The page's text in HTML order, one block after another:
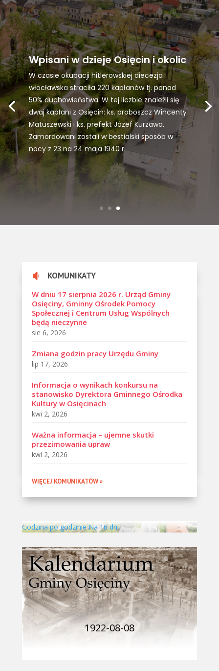
Wpisani w dzieje Osięcin i okolic
W czasie okupacji hitlerowskiej diecezja
włocławska straciła 220 kapłanów tj. ponad
50% duchowieństwa. W tej liczbie znaleźli się
dwaj kapłani z Osięcin: ks. proboszcz Wincenty
Matuszewski i ks. prefekt Józef Kurzawa.
Zamordowani zostali w bestialski sposób w
nocy z 23 na 24 maja 1940 r.
 KOMUNIKATY
W dniu 17 sierpnia 2026 r. Urząd Gminy
Osięciny, Gminny Ośrodek Pomocy
Społecznej i Centrum Usług Wspólnych
będą nieczynne
sie 6, 2026
Zmiana godzin pracy Urzędu Gminy
lip 17, 2026
Informacja o wynikach konkursu na
stanowisko Dyrektora Gminnego Ośrodka
Kultury w Osięcinach
kwi 2, 2026
Ważna informacja – ujemne skutki
przezimowania upraw
kwi 2, 2026
WIĘCEJ KOMUNIKATÓW »
Godzina po godzinie Na 16 dni
1922-08-08